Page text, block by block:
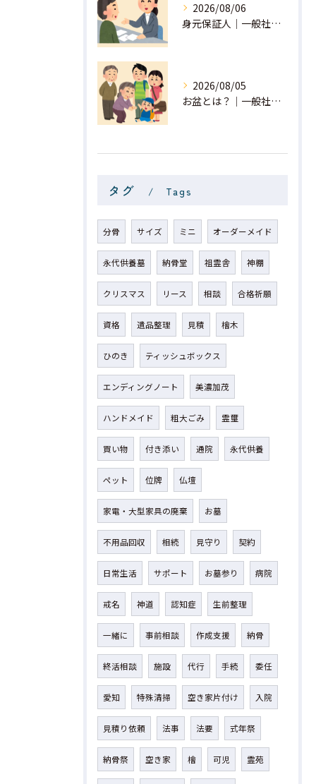
2026/08/06
身元保証人｜一般社団法人 星月
2026/08/05
お盆とは？｜一般社団法人 星月
タグ Tags
分骨 サイズ ミニ オーダーメイド
永代供養墓 納骨堂 祖霊舎 神棚
クリスマス リース 相談 合格祈願
資格 遺品整理 見積 檜木
ひのき ティッシュボックス
エンディングノート 美濃加茂
ハンドメイド 粗大ごみ 霊璽
買い物 付き添い 通院 永代供養
ペット 位牌 仏壇
家電・大型家具の廃棄 お墓
不用品回収 相続 見守り 契約
日常生活 サポート お墓参り 病院
戒名 神道 認知症 生前整理
一緒に 事前相談 作成支援 納骨
終活相談 施設 代行 手続 委任
愛知 特殊清掃 空き家片付け 入院
見積り依頼 法事 法要 式年祭
納骨祭 空き家 檜 可児 霊苑